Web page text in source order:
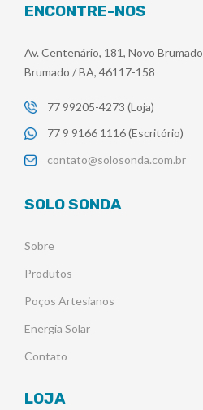
ENCONTRE-NOS
Av. Centenário, 181, Novo Brumado
Brumado / BA, 46117-158
77 99205-4273 (Loja)
77 9 9166 1116 (Escritório)
contato@solosonda.com.br
SOLO SONDA
Sobre
Produtos
Poços Artesianos
Energia Solar
Contato
LOJA